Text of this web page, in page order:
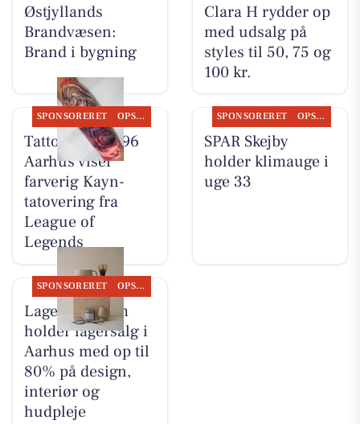
Østjyllands
Brandvæsen:
Brand i bygning
Clara H rydder op
med udsalg på
styles til 50, 75 og
100 kr.
SPONSORERET OPSLAGSTAVLEN
Tattoo Studio 96
Aarhus viser
farverig Kayn-
tatovering fra
League of
Legends
SPONSORERET OPSLAGSTAVLEN
SPAR Skejby
holder klimauge i
uge 33
SPONSORERET OPSLAGSTAVLEN
Lagersalg.com
holder lagersalg i
Aarhus med op til
80% på design,
interiør og
hudpleje